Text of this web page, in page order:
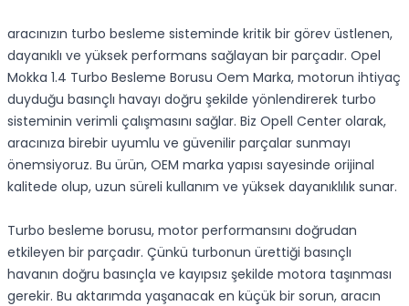
aracınızın turbo besleme sisteminde kritik bir görev üstlenen,
dayanıklı ve yüksek performans sağlayan bir parçadır. Opel
Mokka 1.4 Turbo Besleme Borusu Oem Marka, motorun ihtiyaç
duyduğu basınçlı havayı doğru şekilde yönlendirerek turbo
sisteminin verimli çalışmasını sağlar. Biz Opell Center olarak,
aracınıza birebir uyumlu ve güvenilir parçalar sunmayı
önemsiyoruz. Bu ürün, OEM marka yapısı sayesinde orijinal
kalitede olup, uzun süreli kullanım ve yüksek dayanıklılık sunar.
Turbo besleme borusu, motor performansını doğrudan
etkileyen bir parçadır. Çünkü turbonun ürettiği basınçlı
havanın doğru basınçla ve kayıpsız şekilde motora taşınması
gerekir. Bu aktarımda yaşanacak en küçük bir sorun, aracın